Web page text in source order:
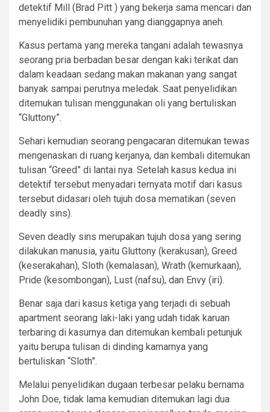
detektif Mill (Brad Pitt ) yang bekerja sama mencari dan
menyelidiki pembunuhan yang dianggapnya aneh.
Kasus pertama yang mereka tangani adalah tewasnya
seorang pria berbadan besar dengan kaki terikat dan
dalam keadaan sedang makan makanan yang sangat
banyak sampai perutnya meledak. Saat penyelidikan
ditemukan tulisan menggunakan oli yang bertuliskan
“Gluttony”.
Sehari kemudian seorang pengacaran ditemukan tewas
mengenaskan di ruang kerjanya, dan kembali ditemukan
tulisan “Greed” di lantai nya. Setelah kasus kedua ini
detektif tersebut menyadari ternyata motif dari kasus
tersebut didasari oleh tujuh dosa mematikan (seven
deadly sins).
Seven deadly sins merupakan tujuh dosa yang sering
dilakukan manusia, yaitu Gluttony (kerakusan), Greed
(keserakahan), Sloth (kemalasan), Wrath (kemurkaan),
Pride (kesombongan), Lust (nafsu), dan Envy (iri).
Benar saja dari kasus ketiga yang terjadi di sebuah
apartment seorang laki-laki yang udah tidak karuan
terbaring di kasurnya dan ditemukan kembali petunjuk
yaitu berupa tulisan di dinding kamarnya yang
bertuliskan “Sloth”.
Melalui penyelidikan dugaan terbesar pelaku bernama
John Doe, tidak lama kemudian ditemukan lagi dua